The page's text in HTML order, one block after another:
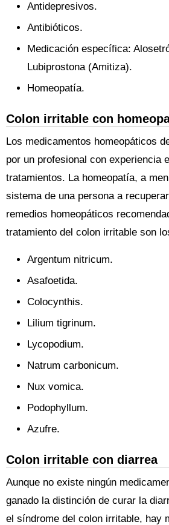
Antidepresivos.
Antibióticos.
Medicación específica:
Lubiprostona (Amitiza).
Homeopatía.
Colon irritable con
Los medicamentos homeopáticos
por un profesional con experiencia
tratamientos. La homeopatía, a
sistema de una persona a
remedios homeopáticos
tratamiento del colon irritable son
Argentum nitricum.
Asafoetida.
Colocynthis.
Lilium tigrinum.
Lycopodium.
Natrum carbonicum.
Nux vomica.
Podophyllum.
Azufre.
Colon irritable con diarrea
Aunque no existe ningún
ganado la distinción de curar la
el síndrome del colon irritable, hay